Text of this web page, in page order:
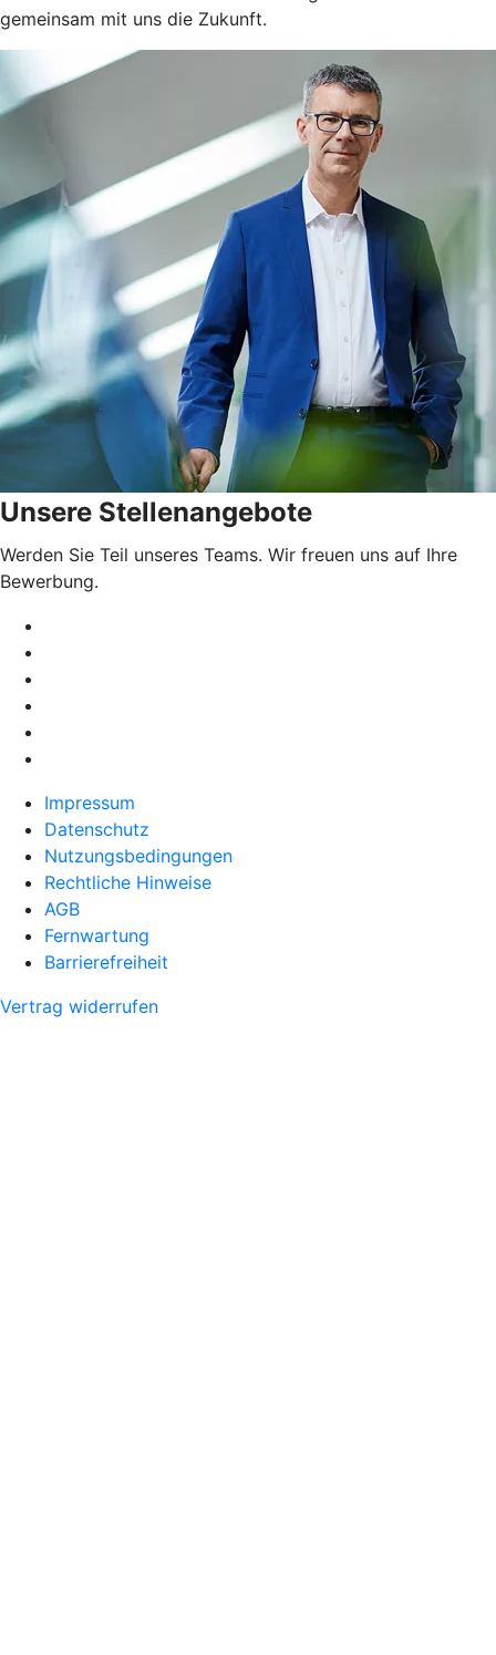
gemeinsam mit uns die Zukunft.
Unsere Stellenangebote
Werden Sie Teil unseres Teams. Wir freuen uns auf Ihre
Bewerbung.
Impressum
Datenschutz
Nutzungsbedingungen
Rechtliche Hinweise
AGB
Fernwartung
Barrierefreiheit
Vertrag widerrufen